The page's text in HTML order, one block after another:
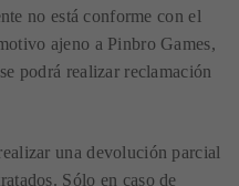
no está conforme con el
ajeno a Pinbro Games,
podrá realizar reclamación
una devolución parcial
Sólo en caso de